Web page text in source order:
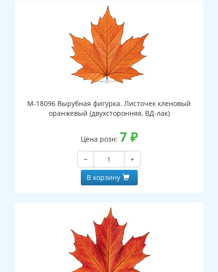
М-18096 Вырубная фигурка. Листочек кленовый
оранжевый (двухсторонняя, ВД-лак)
Цена розн: 7 ₽
−
+
В корзину